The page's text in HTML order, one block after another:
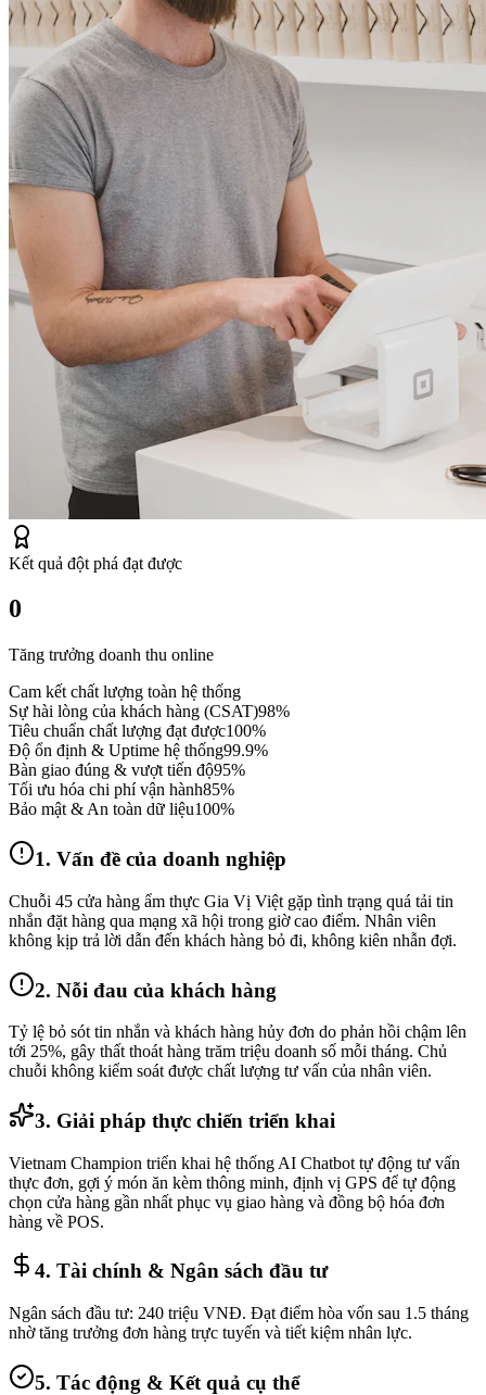
Kết quả đột phá đạt được
0
Tăng trưởng doanh thu online
Cam kết chất lượng toàn hệ thống
Sự hài lòng của khách hàng (CSAT)98%
Tiêu chuẩn chất lượng đạt được100%
Độ ổn định & Uptime hệ thống99.9%
Bàn giao đúng & vượt tiến độ95%
Tối ưu hóa chi phí vận hành85%
Bảo mật & An toàn dữ liệu100%
1. Vấn đề của doanh nghiệp
Chuỗi 45 cửa hàng ẩm thực Gia Vị Việt gặp tình trạng quá tải tin
nhắn đặt hàng qua mạng xã hội trong giờ cao điểm. Nhân viên
không kịp trả lời dẫn đến khách hàng bỏ đi, không kiên nhẫn đợi.
2. Nỗi đau của khách hàng
Tỷ lệ bỏ sót tin nhắn và khách hàng hủy đơn do phản hồi chậm lên
tới 25%, gây thất thoát hàng trăm triệu doanh số mỗi tháng. Chủ
chuỗi không kiểm soát được chất lượng tư vấn của nhân viên.
3. Giải pháp thực chiến triển khai
Vietnam Champion triển khai hệ thống AI Chatbot tự động tư vấn
thực đơn, gợi ý món ăn kèm thông minh, định vị GPS để tự động
chọn cửa hàng gần nhất phục vụ giao hàng và đồng bộ hóa đơn
hàng về POS.
4. Tài chính & Ngân sách đầu tư
Ngân sách đầu tư: 240 triệu VNĐ. Đạt điểm hòa vốn sau 1.5 tháng
nhờ tăng trưởng đơn hàng trực tuyến và tiết kiệm nhân lực.
5. Tác động & Kết quả cụ thể